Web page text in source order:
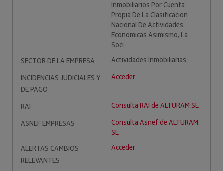
Inmobiliarios Por Cuenta
Propia De La Clasificacion
Nacional De Actividades
Economicas Asimismo, La
Soci.
SECTOR DE LA EMPRESA
Actividades Inmobiliarias
INCIDENCIAS JUDICIALES Y
DE PAGO
Acceder
RAI
Consulta RAI de ALTURAM SL
ASNEF EMPRESAS
Consulta Asnef de ALTURAM
SL
ALERTAS CAMBIOS
RELEVANTES
Acceder